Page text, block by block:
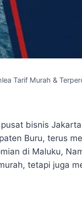
Tarif Murah &
bisnis
Buru, terus
di Maluku,
tetapi juga